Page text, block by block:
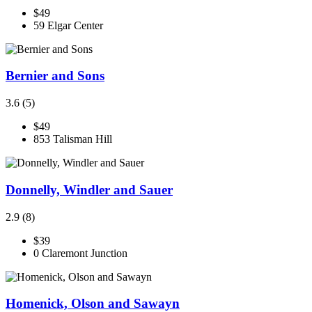
$49
59 Elgar Center
Bernier and Sons
3.6 (5)
$49
853 Talisman Hill
Donnelly, Windler and Sauer
2.9 (8)
$39
0 Claremont Junction
Homenick, Olson and Sawayn